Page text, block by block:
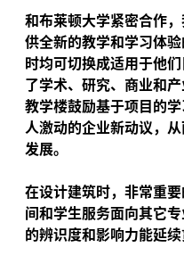
和布莱顿大学紧密合作
供全新的教学和学习体
时均可切换成适用于他
了学术、研究、商业和
教学楼鼓励基于项目的
人激动的企业新动议，
发展。
在设计建筑时，非常重
间和学生服务面向其它
的辨识度和影响力能延续